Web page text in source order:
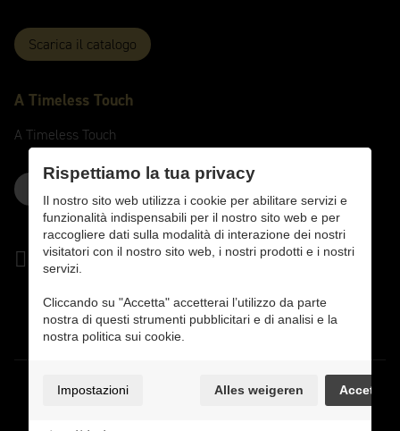
Scarica il catalogo
A Timeless Touch
A TimelessTouch
Rispettiamo la tua privacy
Il nostro sito web utilizza i cookie per abilitare servizi e
funzionalità indispensabili per il nostro sito web e per
raccogliere dati sulla modalità di interazione dei nostri
visitatori con il nostro sito web, i nostri prodotti e i nostri
servizi.
Cliccando su "Accetta" accetterai l’utilizzo da parte
nostra di questi strumenti pubblicitari e di analisi e la
nostra politica sui cookie.
Impostazioni Alles weigeren Accetta